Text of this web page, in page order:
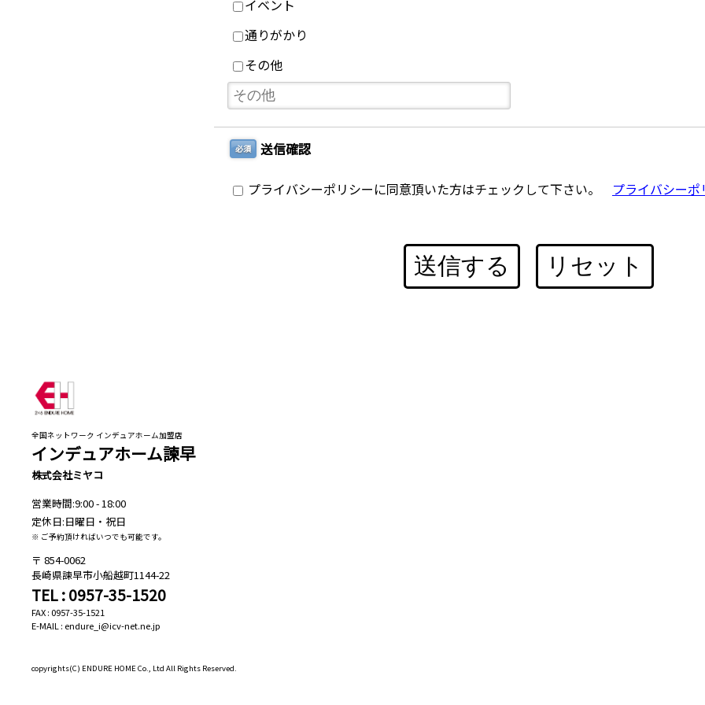
イベント
通りがかり
その他
必須 送信確認
プライバシーポリシーに同意頂いた方はチェックして下さい。 プライバシーポ
送信する リセット
全国ネットワーク インデュアホーム加盟店
インデュアホーム諫早
株式会社ミヤコ
営業時間:9:00 - 18:00
定休日:日曜日・祝日
※ ご予約頂ければいつでも可能です。
854-0062
長崎県諫早市小船越町1144-22
TEL : 0957-35-1520
FAX : 0957-35-1521
E-MAIL : endure_i@icv-net.ne.jp
copyrights(C) ENDURE HOME Co., Ltd All Rights Reserved.